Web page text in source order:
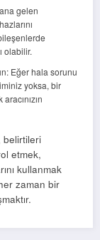
gelen
olabilir.
Eğer hala sorunu
yoksa, bir
belirtileri
etmek,
kullanmak
zaman bir